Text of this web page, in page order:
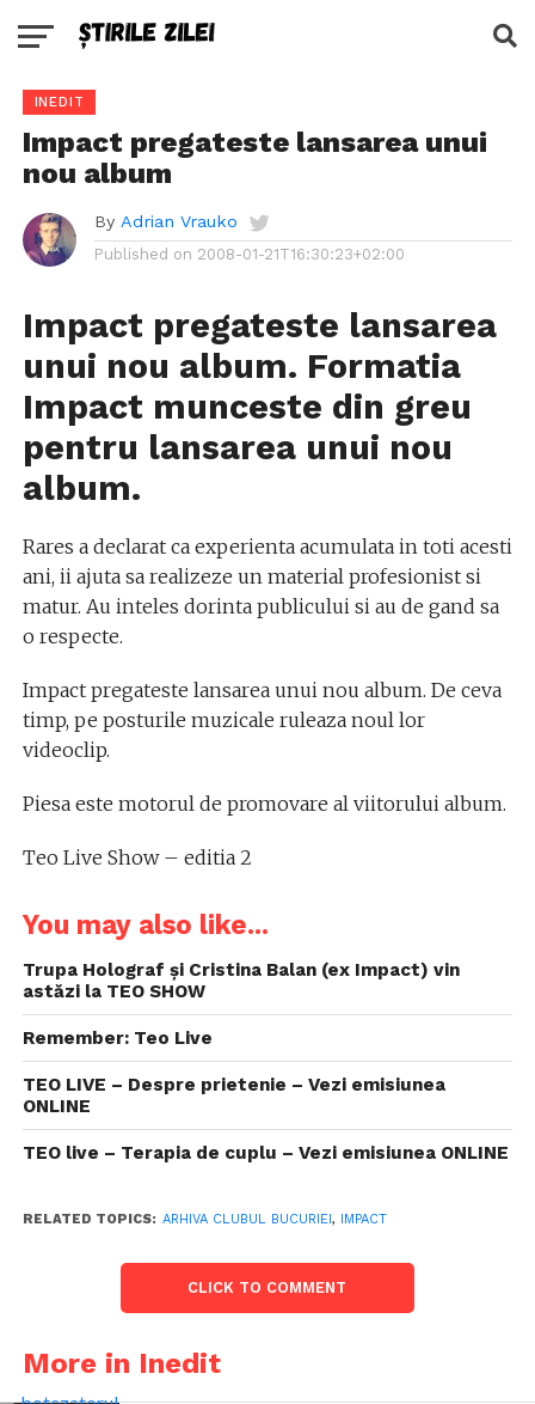
INEDIT
Impact pregateste lansarea unui
nou album
By Adrian Vrauko
Published on 2008-01-21T16:30:23+02:00
Impact pregateste lansarea
unui nou album. Formatia
Impact munceste din greu
pentru lansarea unui nou
album.
Rares a declarat ca experienta acumulata in toti acesti
ani, ii ajuta sa realizeze un material profesionist si
matur. Au inteles dorinta publicului si au de gand sa
o respecte.
Impact pregateste lansarea unui nou album. De ceva
timp, pe posturile muzicale ruleaza noul lor
videoclip.
Piesa este motorul de promovare al viitorului album.
Teo Live Show – editia 2
You may also like...
Trupa Holograf și Cristina Balan (ex Impact) vin
astăzi la TEO SHOW
Remember: Teo Live
TEO LIVE – Despre prietenie – Vezi emisiunea
ONLINE
TEO live – Terapia de cuplu – Vezi emisiunea ONLINE
RELATED TOPICS: ARHIVA CLUBUL BUCURIEI, IMPACT
CLICK TO COMMENT
More in Inedit